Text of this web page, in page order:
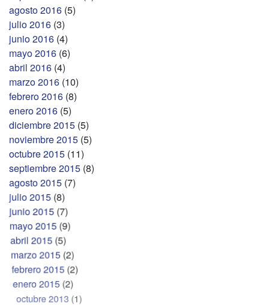
agosto 2016 (5)
julio 2016 (3)
junio 2016 (4)
mayo 2016 (6)
abril 2016 (4)
marzo 2016 (10)
febrero 2016 (8)
enero 2016 (5)
diciembre 2015 (5)
noviembre 2015 (5)
octubre 2015 (11)
septiembre 2015 (8)
agosto 2015 (7)
julio 2015 (8)
junio 2015 (7)
mayo 2015 (9)
abril 2015(5)
marzo 2015(2)
febrero 2015(2)
enero 2015(2)
octubre 2013(1)